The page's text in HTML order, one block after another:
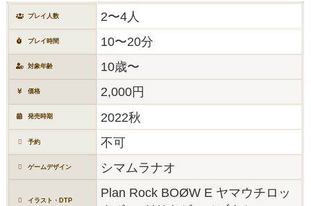
プレイ人数 2〜4人
プレイ時間 10〜20分
対象年齢 10歳〜
価格 2,000円
発売時期 2022秋
予約 不可
ゲームデザイン シマムラナオ
イラスト・DTP
Plan Rock BOØW E ヤマウチロッ